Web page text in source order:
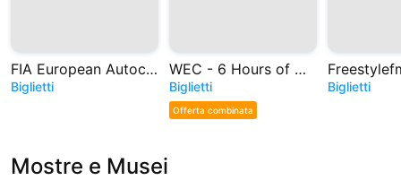
FIA European Autocross and Cross Car Championships
Biglietti
WEC - 6 Hours of Monza 2026
Biglietti
Offerta combinata
Biglietti
Mostre e Musei